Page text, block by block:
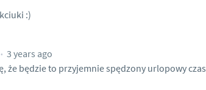
:)
3 years ago
że będzie to przyjemnie spędzony urlopowy czas